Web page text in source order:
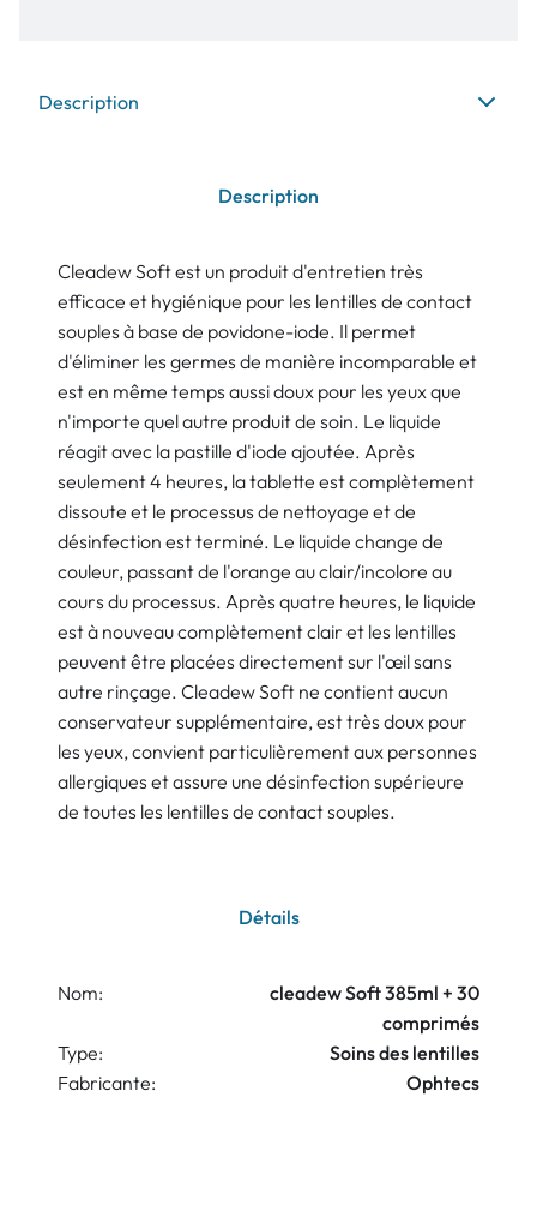
Description
Description
Cleadew Soft est un produit d'entretien très
efficace et hygiénique pour les lentilles de contact
souples à base de povidone-iode. Il permet
d'éliminer les germes de manière incomparable et
est en même temps aussi doux pour les yeux que
n'importe quel autre produit de soin. Le liquide
réagit avec la pastille d'iode ajoutée. Après
seulement 4 heures, la tablette est complètement
dissoute et le processus de nettoyage et de
désinfection est terminé. Le liquide change de
couleur, passant de l'orange au clair/incolore au
cours du processus. Après quatre heures, le liquide
est à nouveau complètement clair et les lentilles
peuvent être placées directement sur l'œil sans
autre rinçage. Cleadew Soft ne contient aucun
conservateur supplémentaire, est très doux pour
les yeux, convient particulièrement aux personnes
allergiques et assure une désinfection supérieure
de toutes les lentilles de contact souples.
Détails
Nom:
cleadew Soft 385ml + 30
comprimés
Type:
Soins des lentilles
Fabricante:
Ophtecs